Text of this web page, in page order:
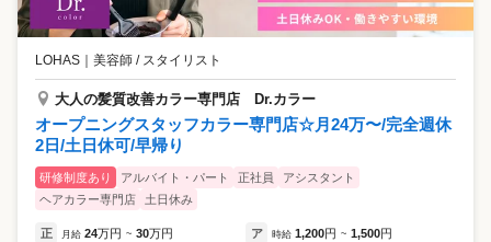
お店との違いは何ですか? ノルマが無いので自分で目標を立てて自分の
ペースで仕事ができるので働きやすいです。 ■正社員 Aさん ・入社し
自分の可能性が広げられると思いました。 ・働いてよかったと思う事
は? スタッフみんなが仲が良く、技術や接客に対して、不安な事があれ
ば共有し相談し合えることです。 アットホームな環境で楽しく働けるの
と、新しい事にみんなで取り組み、向上し続ける事が出来るのが良い点
です。 ・他のお店との違いは何ですか? 家庭と仕事の両立が出来るとこ
ろです。お客様に対してマンツーマンシステムなので自分のペースで仕
事が出来ます。 また歩合給制度が充実しており、新規、指名外のお客様
売上も歩合対象となります。
LOHAS 美容師 / スタイリスト
大人の髪質改善カラー専門店 Dr.カラー
オープニングスタッフカラー専門店☆月24万〜/完全週休
2日/土日休可/早帰り
研修制度あり アルバイト・パート 正社員
アシスタント
ヘアカラー専門店
土日休み
正 月給 24万円 ~ 30万円 ア 時給 1,200円 ~ 1,500円